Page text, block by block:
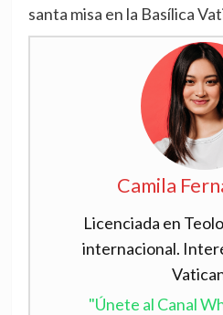
santa misa en la Basílica
Camila
Licenciada en
internacional.
"Únete al Canal